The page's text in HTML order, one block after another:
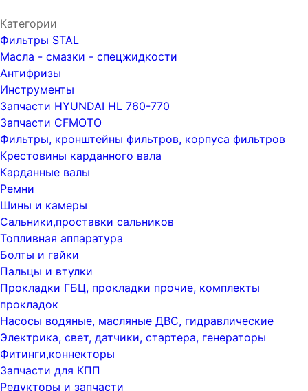
Категории
Фильтры STAL
Масла - смазки - спецжидкости
Антифризы
Инструменты
Запчасти HYUNDAI HL 760-770
Запчасти CFMOTO
Фильтры, кронштейны фильтров, корпуса фильтров
Крестовины карданного вала
Карданные валы
Ремни
Шины и камеры
Сальники,проставки сальников
Топливная аппаратура
Болты и гайки
Пальцы и втулки
Прокладки ГБЦ, прокладки прочие, комплекты
прокладок
Насосы водяные, масляные ДВС, гидравлические
Электрика, свет, датчики, стартера, генераторы
Фитинги,коннекторы
Запчасти для КПП
Редукторы и запчасти